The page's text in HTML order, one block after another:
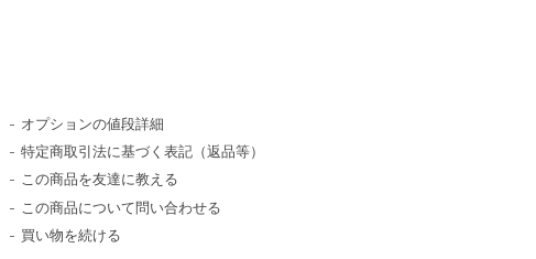
オプションの値段詳細
特定商取引法に基づく表記（返品等）
この商品を友達に教える
この商品について問い合わせる
買い物を続ける